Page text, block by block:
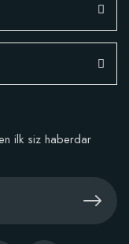
ilk siz haberdar